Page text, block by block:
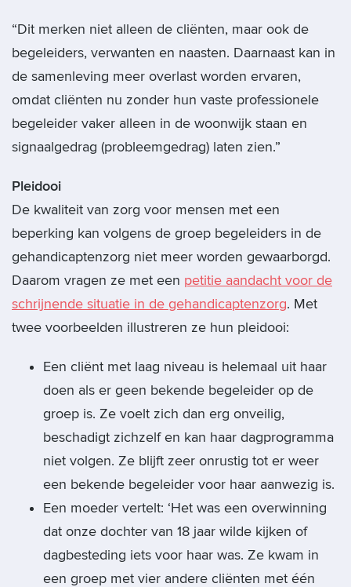
“Dit merken niet alleen de cliënten, maar ook de
begeleiders, verwanten en naasten. Daarnaast kan in
de samenleving meer overlast worden ervaren,
omdat cliënten nu zonder hun vaste professionele
begeleider vaker alleen in de woonwijk staan en
signaalgedrag (probleemgedrag) laten zien.”
Pleidooi
De kwaliteit van zorg voor mensen met een
beperking kan volgens de groep begeleiders in de
gehandicaptenzorg niet meer worden gewaarborgd.
Daarom vragen ze met een petitie aandacht voor de
schrijnende situatie in de gehandicaptenzorg. Met
twee voorbeelden illustreren ze hun pleidooi:
Een cliënt met laag niveau is helemaal uit haar
doen als er geen bekende begeleider op de
groep is. Ze voelt zich dan erg onveilig,
beschadigt zichzelf en kan haar dagprogramma
niet volgen. Ze blijft zeer onrustig tot er weer
een bekende begeleider voor haar aanwezig is.
Een moeder vertelt: ‘Het was een overwinning
dat onze dochter van 18 jaar wilde kijken of
dagbesteding iets voor haar was. Ze kwam in
een groep met vier andere cliënten met één